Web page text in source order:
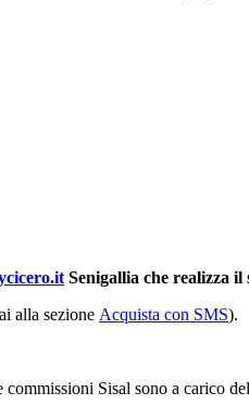
Senigallia che realizza
alla sezione Acquista con SMS).
Sisal sono a carico